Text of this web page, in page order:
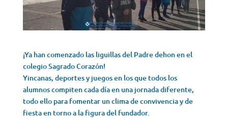
¡Ya han comenzado las liguillas del Padre dehon en el
colegio Sagrado Corazón!
Yincanas, deportes y juegos en los que todos los
alumnos compiten cada día en una jornada diferente,
todo ello para fomentar un clima de convivencia y de
fiesta en torno a la figura del fundador.